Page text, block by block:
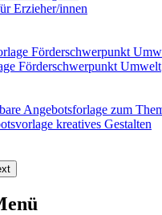
Erzieher/innen
Förderschwerpunkt Umwelt
kreatives Gestalten